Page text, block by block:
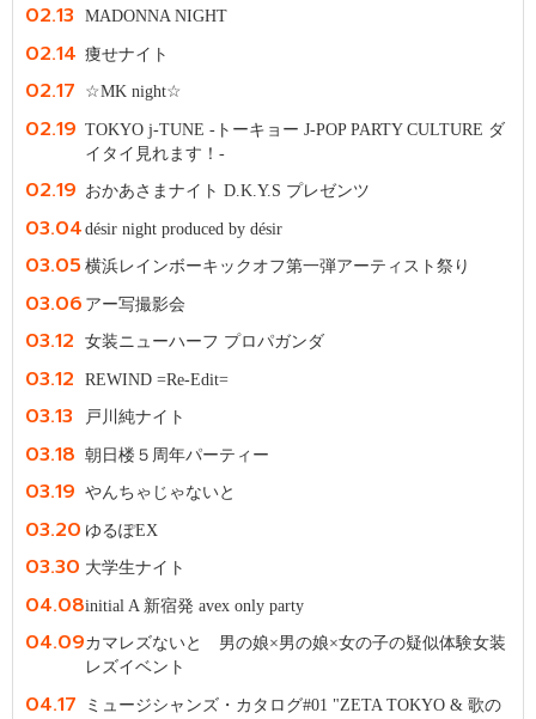
02.13 MADONNA NIGHT
02.14 痩せナイト
02.17 ☆MK night☆
02.19 TOKYO j-TUNE -トーキョー J-POP PARTY CULTURE ダ
イタイ見れます！-
02.19 おかあさまナイト D.K.Y.S プレゼンツ
03.04désir night produced by désir
03.05 横浜レインボーキックオフ第一弾アーティスト祭り
03.06 アー写撮影会
03.12 女装ニューハーフ プロパガンダ
03.12 REWIND =Re-Edit=
03.13 戸川純ナイト
03.18 朝日楼５周年パーティー
03.19 やんちゃじゃないと
03.20 ゆるぽEX
03.30 大学生ナイト
04.08initial A 新宿発 avex only party
04.09カマレズないと 男の娘×男の娘×女の子の疑似体験女装
レズイベント
04.17
ミュージシャンズ・カタログ#01 "ZETA TOKYO & 歌の